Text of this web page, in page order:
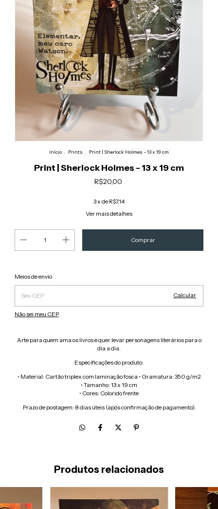
Início . Prints . Print | Sherlock Holmes - 13 x 19 cm
Print | Sherlock Holmes - 13 x 19 cm
R$20,00
3x de R$7,14
Ver mais detalhes
Entregas para o CEP:
Meios de envio
Calcular
Não sei meu CEP
Arte para quem ama os livros e quer levar personagens literários para o
dia a dia.
Especificações do produto:
• Material: Cartão triplex com laminação fosca • Gramatura: 350 g/m2
• Tamanho: 13 x 19 cm
• Cores: Colorido frente
Prazo de postagem: 8 dias úteis (após confirmação de pagamento).
Produtos relacionados